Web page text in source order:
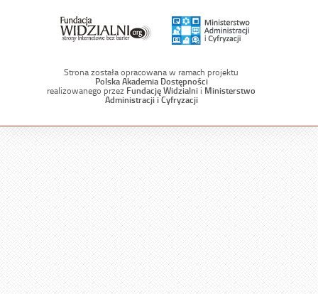
Strona została opracowana w ramach projektu
Polska Akademia Dostępności
realizowanego przez Fundację Widzialni i Ministerstwo
Administracji i Cyfryzacji